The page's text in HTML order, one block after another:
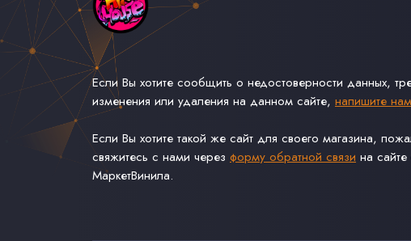
Если Вы хотите сообщить о недостоверности данных,
изменения или удаления на данном сайте, напишите нам
Если Вы хотите такой же сайт для своего магазина,
свяжитесь с нами через форму обратной связи на
МаркетВинила.